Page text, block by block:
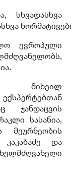
სხვადასხვა
ევროპული
მიხეილ
ჯანდაცვის
სასანია,
და